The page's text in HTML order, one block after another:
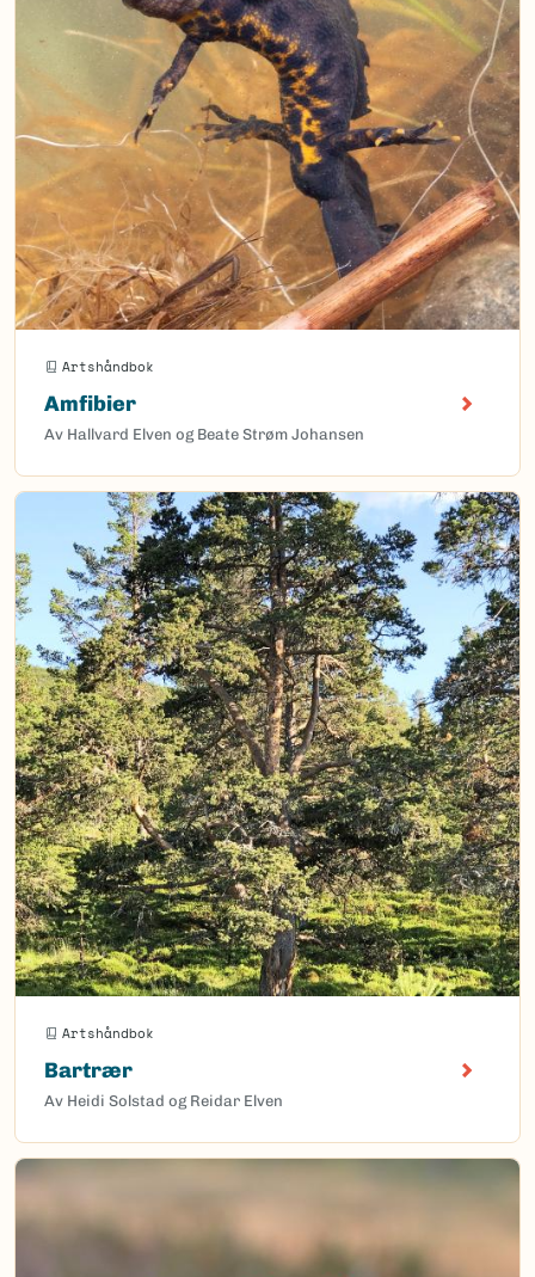
Artshåndbok
Amfibier
Av Hallvard Elven og Beate Strøm Johansen
Artshåndbok
Bartrær
Av Heidi Solstad og Reidar Elven